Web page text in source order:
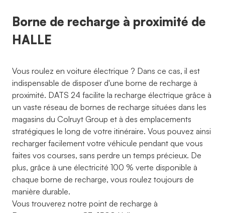
Borne de recharge à proximité de
HALLE
Vous roulez en voiture électrique ? Dans ce cas, il est
indispensable de disposer d'une borne de recharge à
proximité. DATS 24 facilite la recharge électrique grâce à
un vaste réseau de bornes de recharge situées dans les
magasins du Colruyt Group et à des emplacements
stratégiques le long de votre itinéraire. Vous pouvez ainsi
recharger facilement votre véhicule pendant que vous
faites vos courses, sans perdre un temps précieux. De
plus, grâce à une électricité 100 % verte disponible à
chaque borne de recharge, vous roulez toujours de
manière durable.
Vous trouverez notre point de recharge à